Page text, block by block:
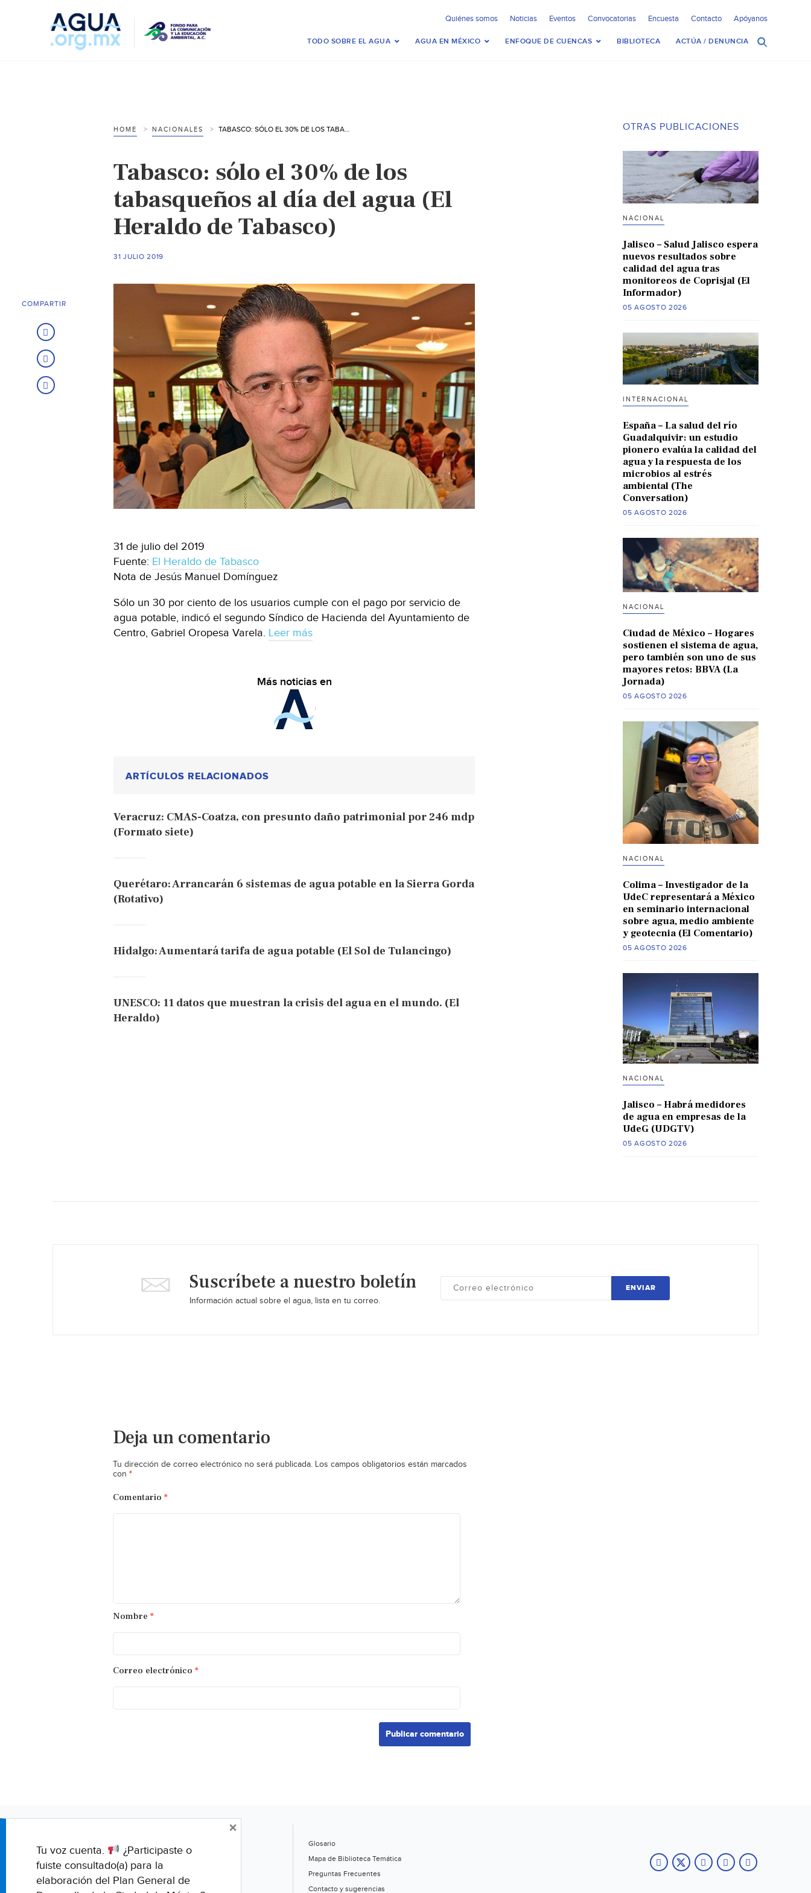
Quiénes somos Noticias Eventos Convocatorias Encuesta Contacto Apóyanos
TODO SOBRE EL AGUA AGUA EN MÉXICO ENFOQUE DE CUENCAS BIBLIOTECA ACTÚA / DENUNCIA
HOME NACIONALES TABASCO: SÓLO EL 30% DE LOS TABASQUEÑOS AL DÍA DEL AGUA (EL HERALDO DE TABASCO)
Tabasco: sólo el 30% de los
tabasqueños al día del agua (El
Heraldo de Tabasco)
31 JULIO 2019
31 de julio del 2019
Fuente: El Heraldo de Tabasco
Nota de Jesús Manuel Domínguez
Sólo un 30 por ciento de los usuarios cumple con el pago por servicio de
agua potable, indicó el segundo Síndico de Hacienda del Ayuntamiento de
Centro, Gabriel Oropesa Varela. Leer más
Más noticias en
ARTÍCULOS RELACIONADOS
Veracruz: CMAS-Coatza, con presunto daño patrimonial por 246 mdp
(Formato siete)
Querétaro: Arrancarán 6 sistemas de agua potable en la Sierra Gorda
(Rotativo)
Hidalgo: Aumentará tarifa de agua potable (El Sol de Tulancingo)
UNESCO: 11 datos que muestran la crisis del agua en el mundo. (El
Heraldo)
COMPARTIR
OTRAS PUBLICACIONES
NACIONAL
Jalisco – Salud Jalisco espera
nuevos resultados sobre
calidad del agua tras
monitoreos de Coprisjal (El
Informador)
05 AGOSTO 2026
INTERNACIONAL
España – La salud del río
Guadalquivir: un estudio
pionero evalúa la calidad del
agua y la respuesta de los
microbios al estrés
ambiental (The
Conversation)
05 AGOSTO 2026
NACIONAL
Ciudad de México – Hogares
sostienen el sistema de agua,
pero también son uno de sus
mayores retos: BBVA (La
Jornada)
05 AGOSTO 2026
NACIONAL
Colima – Investigador de la
UdeC representará a México
en seminario internacional
sobre agua, medio ambiente
y geotecnia (El Comentario)
05 AGOSTO 2026
NACIONAL
Jalisco – Habrá medidores
de agua en empresas de la
UdeG (UDGTV)
05 AGOSTO 2026
Suscríbete a nuestro boletín
Información actual sobre el agua, lista en tu correo.
ENVIAR
Deja un comentario
Tu dirección de correo electrónico no será publicada. Los campos obligatorios están marcados
con *
Comentario *
Nombre *
Correo electrónico *
Glosario
Mapa de Biblioteca Temática
Preguntas Frecuentes
Contacto y sugerencias
Tu voz cuenta.
¿Participaste o
fuiste consultado(a) para la
elaboración del Plan General de
×